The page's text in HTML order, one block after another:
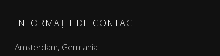
INFORMAȚII DE CONTACT
Amsterdam, Germania